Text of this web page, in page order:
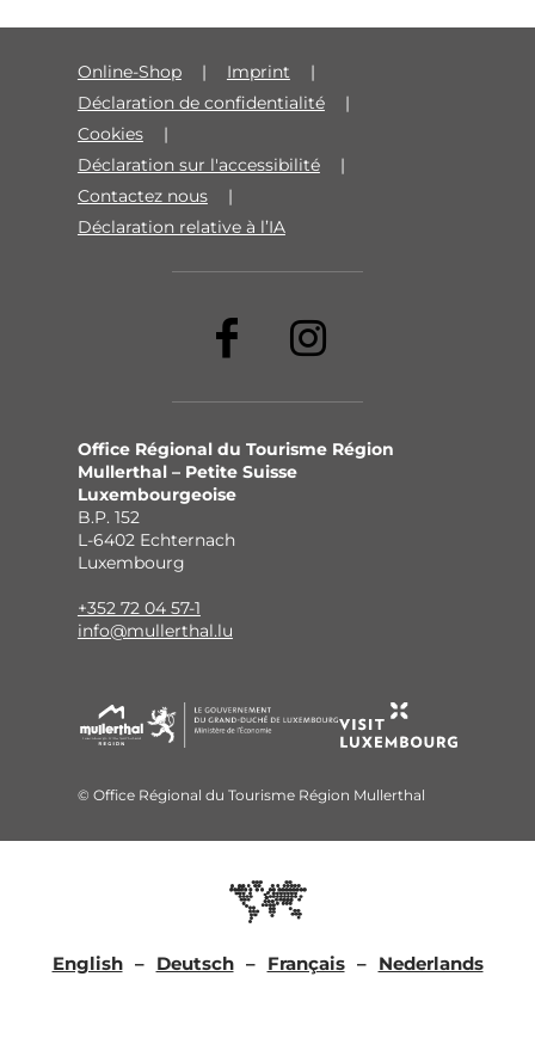
Online-Shop
Imprint
Déclaration de confidentialité
Cookies
Déclaration sur l'accessibilité
Contactez nous
Déclaration relative à l’IA
Office Régional du Tourisme Région
Mullerthal – Petite Suisse
Luxembourgeoise
B.P. 152
L-6402 Echternach
Luxembourg
+352 72 04 57-1
info@mullerthal.lu
© Office Régional du Tourisme Région Mullerthal
English Deutsch Français Nederlands